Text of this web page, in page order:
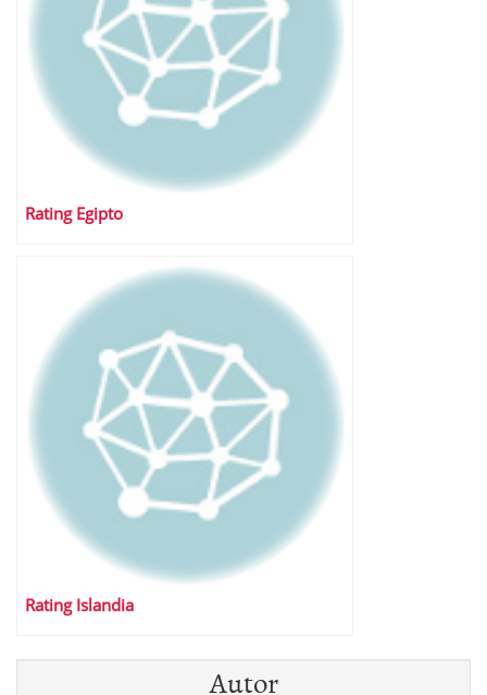
Rating Egipto
Rating Islandia
Autor